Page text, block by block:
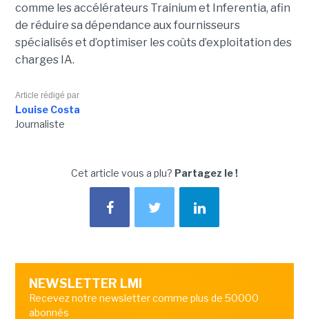
comme les accélérateurs Trainium et Inferentia, afin
de réduire sa dépendance aux fournisseurs
spécialisés et d’optimiser les coûts d’exploitation des
charges IA.
Article rédigé par
Louise Costa
Journaliste
Cet article vous a plu? Partagez le !
NEWSLETTER LMI
Recevez notre newsletter comme plus de 50000
abonnés